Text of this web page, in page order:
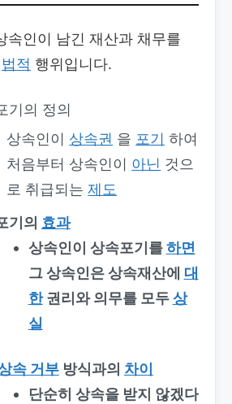
속인이 남긴 재산과 채무를
법적 행위입니다.
기의 정의
상속인이 상속권 을 포기 하여
처음부터 상속인이 아닌 것으
로 취급되는제도
기의 효과
상속인이 상속포기를하면
그 상속인은 상속재산에 대
한권리와 의무를 모두상
실
속 거부방식과의 차이
단순히 상속을 받지 않겠다